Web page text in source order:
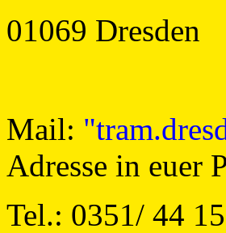
01069 Dresden
Mail:
Adresse in euer
Tel.: 0351/ 44